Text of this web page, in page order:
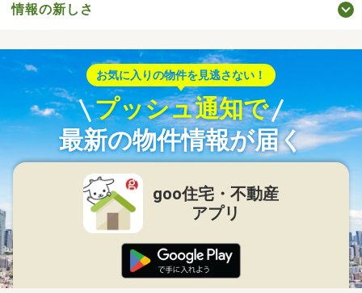
情報の新しさ
お気に入りの物件を見逃さない！
プッシュ通知で
最新の物件情報が届く
goo住宅・不動産
アプリ